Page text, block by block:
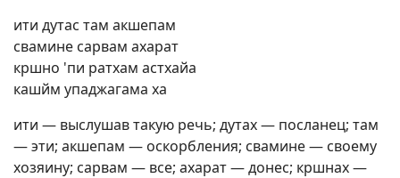
ити дутас там акшепам
свамине сарвам ахарат
кршно 'пи ратхам астхайа
кашйм упаджагама ха
ити — выслушав такую речь; дутах — посланец; там
— эти; акшепам — оскорбления; свамине — своему
хозяину; сарвам — все; ахарат — донес; кршнах —